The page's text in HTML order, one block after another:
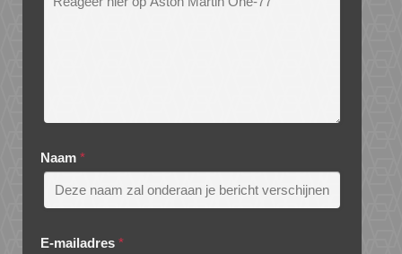
Naam *
E-mailadres *